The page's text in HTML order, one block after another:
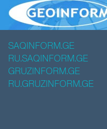
SAQINFORM.GE
RU.SAQINFORM.GE
GRUZINFORM.GE
RU.GRUZINFORM.GE